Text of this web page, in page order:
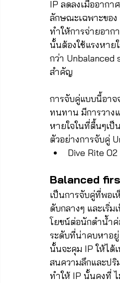
IP ลดลงเมื่ออากา
ลักษณะเฉพาะของ
ทำให้การจ่ายอาก
นั้นต้องใช้แรงหาย
กว่า Unbalanced
สำคัญ
การจับคู่แบบนี้อาจ
ทนทาน มีการวาง
หายใจในที่ตื้นๆเป็
ตัวอย่างการจับคู่
Dive Rite
Balanced
เป็นการจับคู่ที่พอเ
ดับกลางๆ และเริ่
โยขน์ต่อนักดำน้ำ
ระดับที่น่าคบหาอยู่
นั้นจะคุม IP ให้ได้
สนความลึกและปริ
ทำให้ IP นั้นคงที่